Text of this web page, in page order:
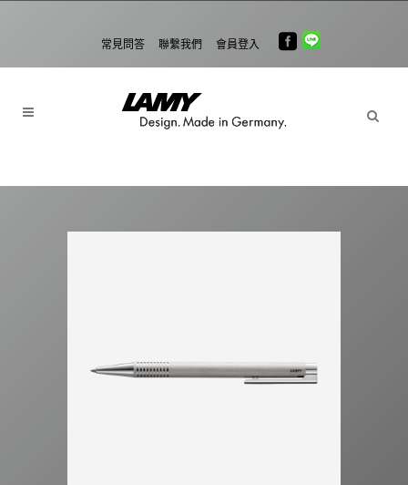
常見問答 聯繫我們 會員登入